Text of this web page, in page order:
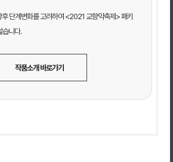
단계변화를 고려하여 <2021 교향악축제> 패키
습니다.
작품소개 바로가기